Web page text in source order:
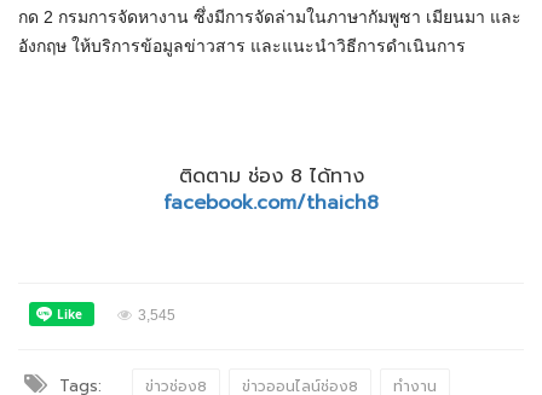
กด 2 กรมการจัดหางาน ซึ่งมีการจัดล่ามในภาษากัมพูชา เมียนมา และ
อังกฤษ ให้บริการข้อมูลข่าวสาร และแนะนำวิธีการดำเนินการ
ติดตาม ช่อง 8 ได้ทาง
facebook.com/thaich8
3,545
Tags: ข่าวช่อง8 ข่าวออนไลน์ช่อง8 ทำงาน